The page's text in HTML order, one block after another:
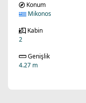
Konum
Mikonos
Kabin
2
Genişlik
4.27 m